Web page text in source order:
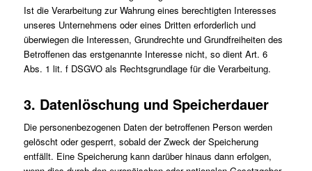
Ist die Verarbeitung zur Wahrung eines berechtigten Interesses
unseres Unternehmens oder eines Dritten erforderlich und
überwiegen die Interessen, Grundrechte und Grundfreiheiten des
Betroffenen das erstgenannte Interesse nicht, so dient Art. 6
Abs. 1 lit. f DSGVO als Rechtsgrundlage für die Verarbeitung.
3. Datenlöschung und Speicherdauer
Die personenbezogenen Daten der betroffenen Person werden
gelöscht oder gesperrt, sobald der Zweck der Speicherung
entfällt. Eine Speicherung kann darüber hinaus dann erfolgen,